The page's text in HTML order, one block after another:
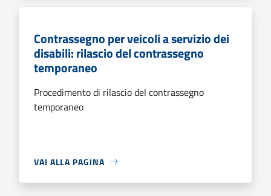
Contrassegno per veicoli a servizio dei
disabili: rilascio del contrassegno
temporaneo
Procedimento di rilascio del contrassegno
temporaneo
VAI ALLA PAGINA